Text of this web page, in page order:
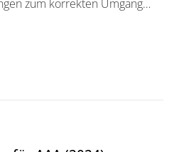
zum korrekten Umgang…